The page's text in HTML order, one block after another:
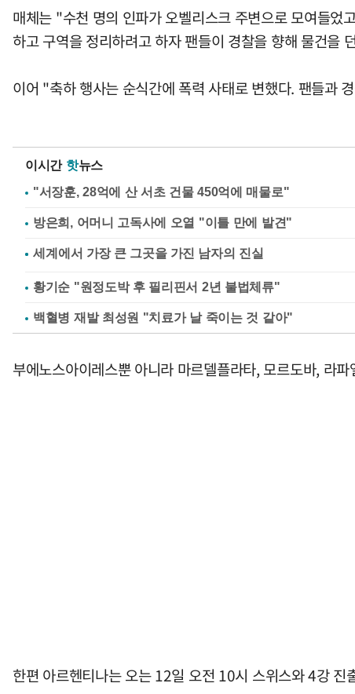
매체는 "수천 명의 인파가 오벨리스크 주변으로 모여들
하고 구역을 정리하려고 하자 팬들이 경찰을 향해 물건을
이어 "축하 행사는 순식간에 폭력 사태로 변했다. 팬들과
이시간 핫뉴스
"서장훈, 28억에 산 서초 건물 450억에 매물로"
방은희, 어머니 고독사에 오열 "이틀 만에 발견"
황기순 "원정도박 후 필리핀서 2년 불법체류"
백혈병 재발 최성원 "치료가 날 죽이는 것 같아"
부에노스아이레스뿐 아니라 마르델플라타, 모르도바, 라
한편 아르헨티나는 오는 12일 오전 10시 스위스와 4강 진